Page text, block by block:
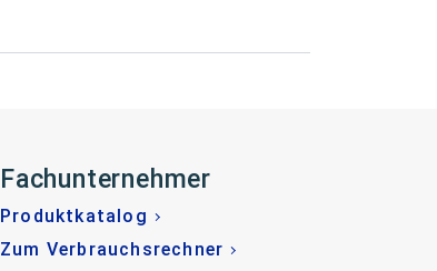
Fachunternehmer
Produktkatalog
Zum Verbrauchsrechner